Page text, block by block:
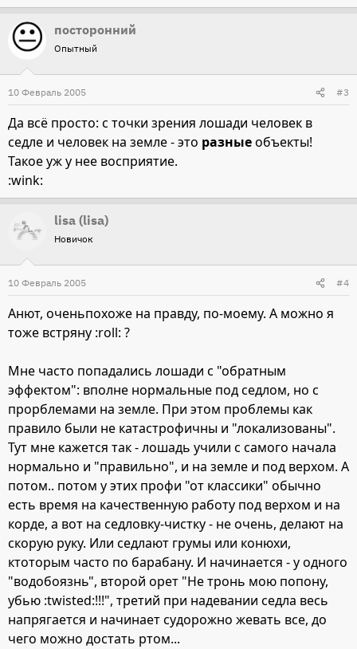
посторонний
Опытный
10 Февраль 2005 #3
Да всё просто: с точки зрения лошади человек в
седле и человек на земле - это разныеобъекты!
Такое уж у нее восприятие.
:wink:
lisa (lisa)
Новичок
10 Февраль 2005 #4
Анют, оченьпохоже на правду, по-моему. А можно я
тоже встряну :roll: ?
Мне часто попадались лошади с "обратным
эффектом": вполне нормальные под седлом, но с
прорблемами на земле. При этом проблемы как
правило были не катастрофичны и "локализованы".
Тут мне кажется так - лошадь учили с самого начала
нормально и "правильно", и на земле и под верхом. А
потом.. потом у этих профи "от классики" обычно
есть время на качественную работу под верхом и на
корде, а вот на седловку-чистку - не очень, делают на
скорую руку. Или седлают грумы или конюхи,
ктоторым часто по барабану. И начинается - у одного
"водобоязнь", второй орет "Не тронь мою попону,
убью :twisted:!!!", третий при надевании седла весь
напрягается и начинает судорожно жевать все, до
чего можно достать ртом...